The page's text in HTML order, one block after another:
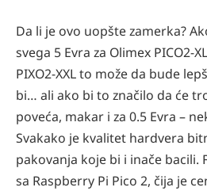
Da li je ovo uopšte zamerka?
svega 5 Evra za Olimex PICO2-
PIXO2-XXL to može da bude
bi… ali ako bi to značilo da će
poveća, makar i za 0.5 Evra –
Svakako je kvalitet hardvera
pakovanja koje bi i inače bacili.
sa Raspberry Pi Pico 2, čija je